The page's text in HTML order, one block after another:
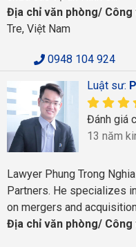
Địa chỉ văn phòng/ Công
Tre, Việt Nam
0948 104 924
Luật sư:
Đánh giá
13 năm
Lawyer Phung Trong
Partners. He specializes
on mergers and
Địa chỉ văn phòng/ Công